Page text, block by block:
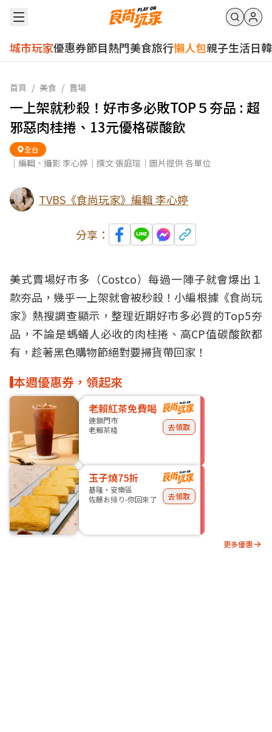
城市玩家優惠券節目熱門美食旅行懶人包親子生活日韓
首頁 / 美食 / 賣場
一上架就秒殺！好市多必敗TOP５夯品 : 超
邪惡肉桂捲、13元優格碳酸飲
全台
｜編輯、攝影 李心婷｜撰文 張庭瑄｜圖片提供 各單位
TVBS《食尚玩家》編輯 李心婷
分享：
美式賣場好市多 （Costco）每過一陣子就會爆出１
款夯品，幾乎一上架就會被秒殺！小編根據《食尚玩
家》熱搜調查顯示，整理近期好市多必買的Top5夯
品，不論是螞蟻人必收的肉桂捲 、高CP值碳酸飲都
有，趁著黑色購物節絕對要掃貨帶回家！
本週優惠券，領起來
老賴紅茶免費喝
連鎖門市
老賴茶棧
去領取
玉子燒75折
基隆・安樂區
佐藤お帰り-你回來了
去領取
更多優惠